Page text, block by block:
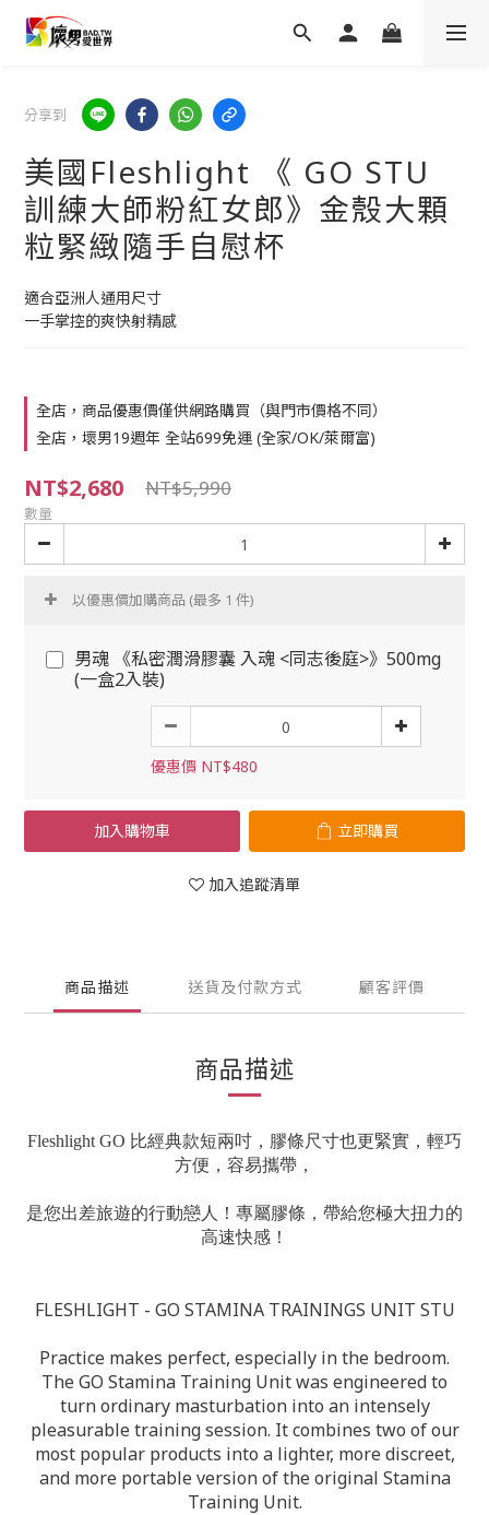
分享到
美國Fleshlight 《 GO STU
訓練大師粉紅女郎》金殼大顆
粒緊緻隨手自慰杯
適合亞洲人通用尺寸
一手掌控的爽快射精感
全店，商品優惠價僅供網路購買（與門市價格不同）
全店，壞男19週年 全站699免運 (全家/OK/萊爾富)
NT$2,680 NT$5,990
數量
以優惠價加購商品 (最多 1 件)
男魂 《私密潤滑膠囊 入魂 <同志後庭>》500mg
(一盒2入裝)
優惠價 NT$480
加入購物車 立即購買
加入追蹤清單
商品描述 送貨及付款方式 顧客評價
商品描述
Fleshlight GO 比經典款短兩吋，膠條尺寸也更緊實，輕巧
方便，容易攜帶，
是您出差旅遊的行動戀人！專屬膠條，帶給您極大扭力的
高速快感！
FLESHLIGHT - GO STAMINA TRAININGS UNIT STU
Practice makes perfect, especially in the bedroom.
The GO Stamina Training Unit was engineered to
turn ordinary masturbation into an intensely
pleasurable training session. It combines two of our
most popular products into a lighter, more discreet,
and more portable version of the original Stamina
Training Unit.